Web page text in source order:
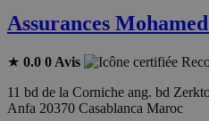
Assurances
★ 0.0 0 Avis
11 bd de la Corniche ang. bd
Anfa 20370 Casablanca Maroc